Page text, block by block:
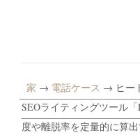
家 → 電話ケース → ヒー
SEOライティングツール
度や離脱率を定量的に算